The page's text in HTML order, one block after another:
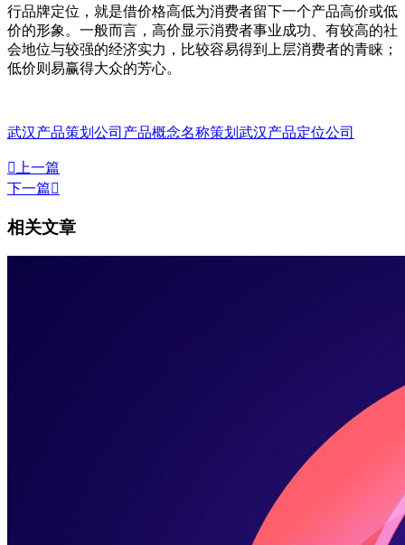
行品牌定位，就是借价格高低为消费者留下一个产品高价或低
价的形象。一般而言，高价显示消费者事业成功、有较高的社
会地位与较强的经济实力，比较容易得到上层消费者的青睐；
低价则易赢得大众的芳心。
武汉产品策划公司 产品概念名称策划 武汉产品定位公司
 上一篇
下一篇
相关文章